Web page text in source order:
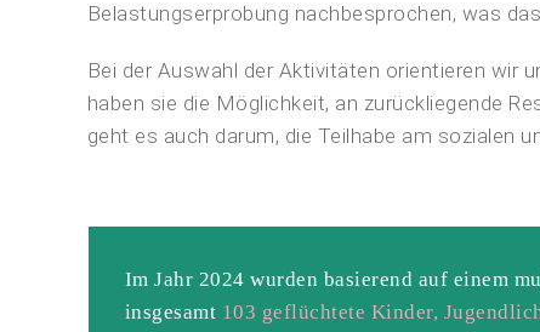
Belastungserprobung nachbesprochen, was
Bei der Auswahl der Aktivitäten orientieren wir
haben sie die Möglichkeit, an zurückliegende
geht es auch darum, die Teilhabe am sozialen
Im Jahr 2024 wurden basierend auf einem
insgesamt 103 geflüchtete Kinder,